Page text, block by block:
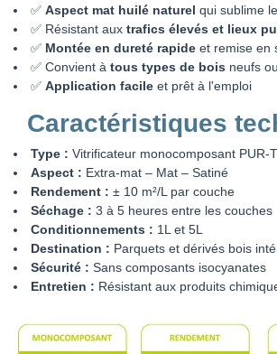
✅ Aspect mat huilé naturel qui sublime
✅ Résistant aux trafics élevés et lieux
✅ Montée en dureté rapide et remise en
✅ Convient à tous types de bois neufs
✅ Application facile et prêt à l'emploi
Caractéristiques
Type : Vitrificateur monocomposant PUR-
Aspect : Extra-mat – Mat – Satiné
Rendement : ± 10 m²/L par couche
Séchage : 3 à 5 heures entre les couches
Conditionnements : 1L et 5L
Destination : Parquets et dérivés bois
Sécurité : Sans composants isocyanates
Entretien : Résistant aux produits